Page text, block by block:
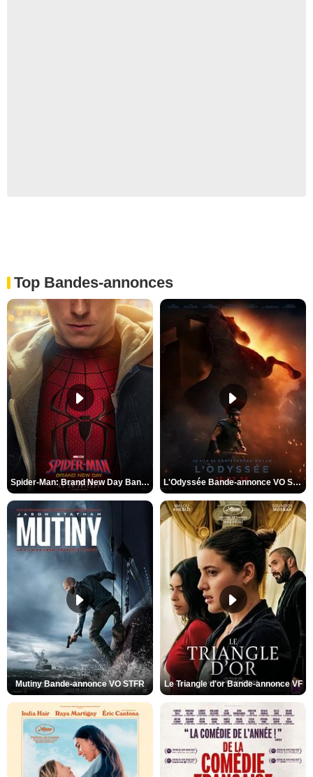
Top Bandes-annonces
Spider-Man: Brand New Day Bande-annonce VO STFR L'Odyssée Bande-annonce VO STFR
Mutiny Bande-annonce VO STFR Le Triangle d'or Bande-annonce VF